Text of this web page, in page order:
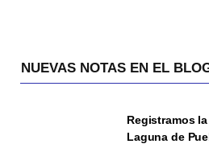
NUEVAS NOTAS EN EL
Registramos
Laguna de